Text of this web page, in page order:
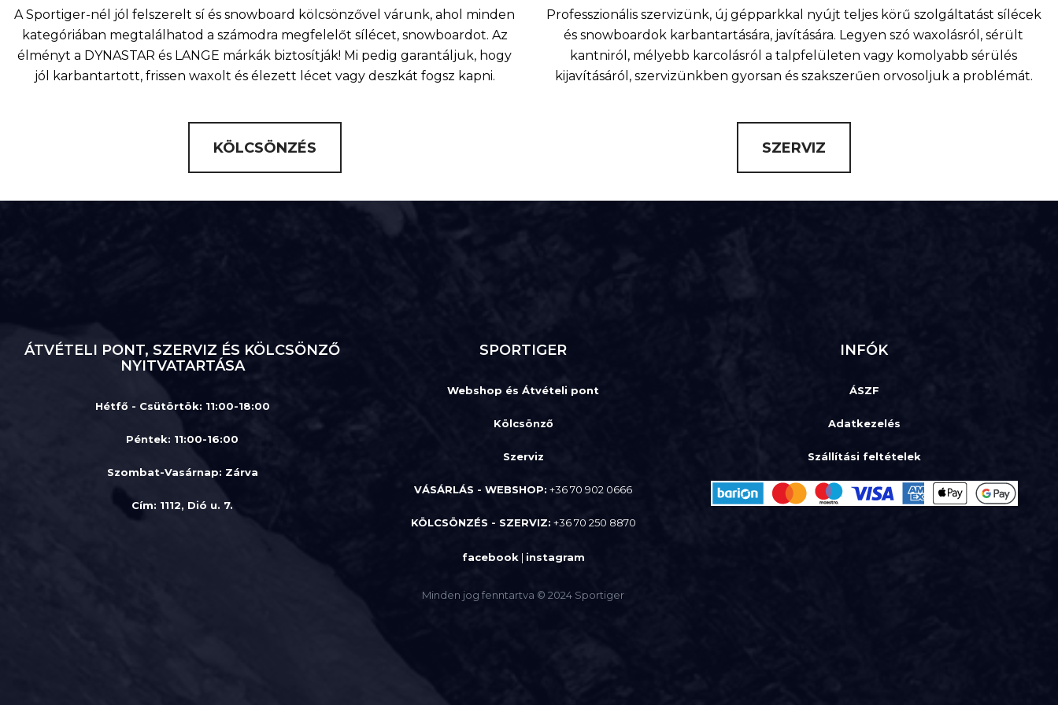
A Sportiger-nél jól felszerelt sí és snowboard kölcsönzővel várunk, ahol minden
kategóriában megtalálhatod a számodra megfelelőt sílécet, snowboardot. Az
élményt a DYNASTAR és LANGE márkák biztosítják! Mi pedig garantáljuk, hogy
jól karbantartott, frissen waxolt és élezett lécet vagy deszkát fogsz kapni.
KÖLCSÖNZÉS
Professzionális szervizünk, új gépparkkal nyújt teljes körű szolgáltatást sílécek
és snowboardok karbantartására, javítására. Legyen szó waxolásról, sérült
kantniról, mélyebb karcolásról a talpfelületen vagy komolyabb sérülés
kijavításáról, szervizünkben gyorsan és szakszerűen orvosoljuk a problémát.
SZERVIZ
ÁTVÉTELI PONT, SZERVIZ ÉS KÖLCSÖNZŐ
NYITVATARTÁSA
Hétfő - Csütörtök: 11:00-18:00
Péntek: 11:00-16:00
Szombat-Vasárnap: Zárva
Cím: 1112, Dió u. 7.
SPORTIGER
Webshop és Átvételi pont
Kölcsönző
Szerviz
VÁSÁRLÁS - WEBSHOP: +36 70 902 0666
KÖLCSÖNZÉS - SZERVIZ: +36 70 250 8870
INFÓK
ÁSZF
Adatkezelés
Szállítási feltételek
facebook| instagram
Minden jog fenntartva © 2024 Sportiger